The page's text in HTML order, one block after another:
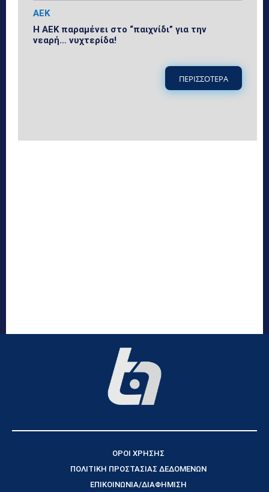
ΑΕΚ
Η ΑΕΚ παραμένει στο “παιχνίδι” για την
νεαρή… νυχτερίδα!
ΠΕΡΙΣΣΟΤΕΡΑ
ΟΡΟΙ ΧΡΗΣΗΣ
ΠΟΛΙΤΙΚΗ ΠΡΟΣΤΑΣΙΑΣ ΔΕΔΟΜΕΝΩΝ
ΕΠΙΚΟΙΝΩΝΙΑ/ΔΙΑΦΗΜΙΣΗ